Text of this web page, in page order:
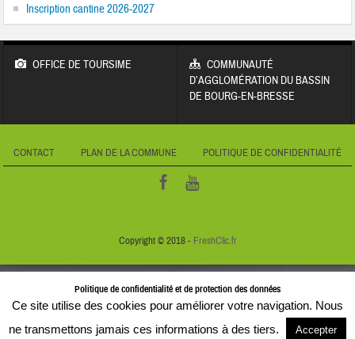
Inscription cantine 2026-2027
OFFICE DE TOURSIME
COMMUNAUTÉ
D’AGGLOMÉRATION DU BASSIN
DE BOURG-EN-BRESSE
CONTACT PLAN DE LA COMMUNE POLITIQUE DE CONFIDENTIALITÉ
Copyright © 2018 - FreshClic.fr
Politique de confidentialité et de protection des données
Ce site utilise des cookies pour améliorer votre navigation. Nous
ne transmettons jamais ces informations à des tiers.
Accepter